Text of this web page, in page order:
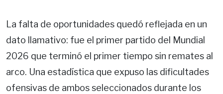
La falta de oportunidades quedó reflejada en un
dato llamativo: fue el primer partido del Mundial
2026 que terminó el primer tiempo sin remates al
arco. Una estadística que expuso las dificultades
ofensivas de ambos seleccionados durante los